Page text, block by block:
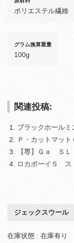
ポリエステル繊維
グラム換算重量
100g
関連投稿:
ブラックホールミ
Ｐ・カットマット
【専】Ｇａ Ｓ
ロカボーイＳ ス
ジェックスウール
在庫状態 : 在庫有り